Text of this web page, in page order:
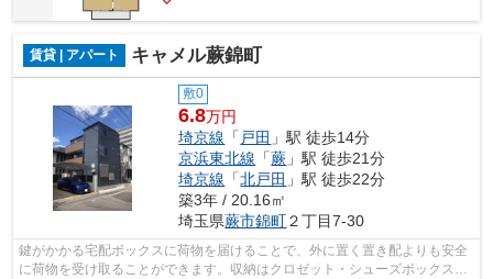
賃貸 | アパート キャメル蕨錦町
敷0
6.8万円
埼京線 「 戸田 」駅 徒歩14分
京浜東北線 「蕨 」駅 徒歩21分
埼京線 「北戸田 」駅 徒歩22分
築3年 / 20.16㎡
埼玉県蕨市錦町２丁目7-30
鍵がかかる宅配ボックスに荷物を届けることで、外に置く置き配よりも安全
に荷物を受け取ることができます。収納はクロゼット・シューズボックスな